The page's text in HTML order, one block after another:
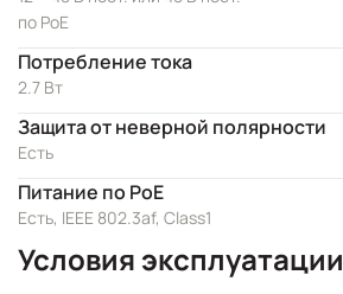
по PoE
Потребление тока
2.7 Вт
Защита от неверной полярности
Есть
Питание по PoE
Есть, IEEE 802.3af, Class1
Условия эксплуатации